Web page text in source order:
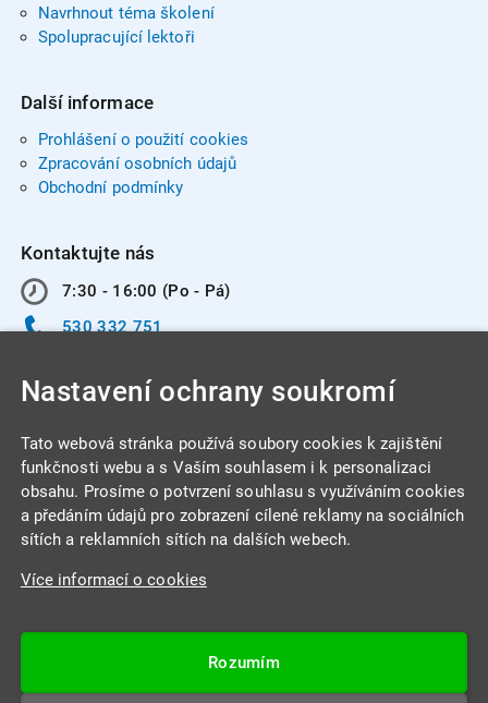
Navrhnout téma školení
Spolupracující lektoři
Další informace
Prohlášení o použití cookies
Zpracování osobních údajů
Obchodní podmínky
Kontaktujte nás
7:30 - 16:00 (Po - Pá)
530 332 751
INTEGRA CENTRUM s.r.o.
Jabloňová 662/7
Datová schránka: 4beca6d
Nastavení ochrany soukromí
Tato webová stránka používá soubory cookies k zajištění
funkčnosti webu a s Vaším souhlasem i k personalizaci
obsahu. Prosíme o potvrzení souhlasu s využíváním cookies
a předáním údajů pro zobrazení cílené reklamy na sociálních
sítích a reklamních sítích na dalších webech.
Více informací o cookies
Rozumím